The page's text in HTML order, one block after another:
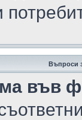
Въпроси
във